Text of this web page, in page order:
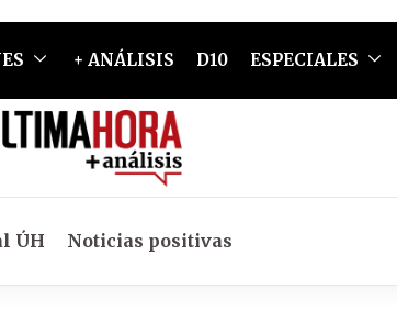
+ ANÁLISIS D10 ESPECIALES
ÚH Noticias positivas